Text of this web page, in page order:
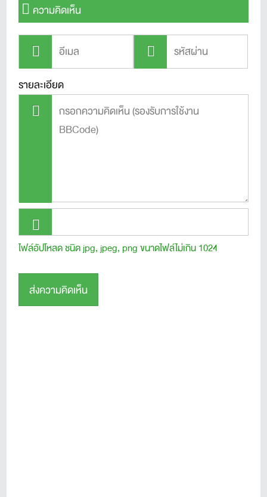
ความคิดเห็น
รายละเอียด
ไฟล์อัปโหลด ชนิด jpg, jpeg, png ขนาดไฟล์ไม่เกิน 1024